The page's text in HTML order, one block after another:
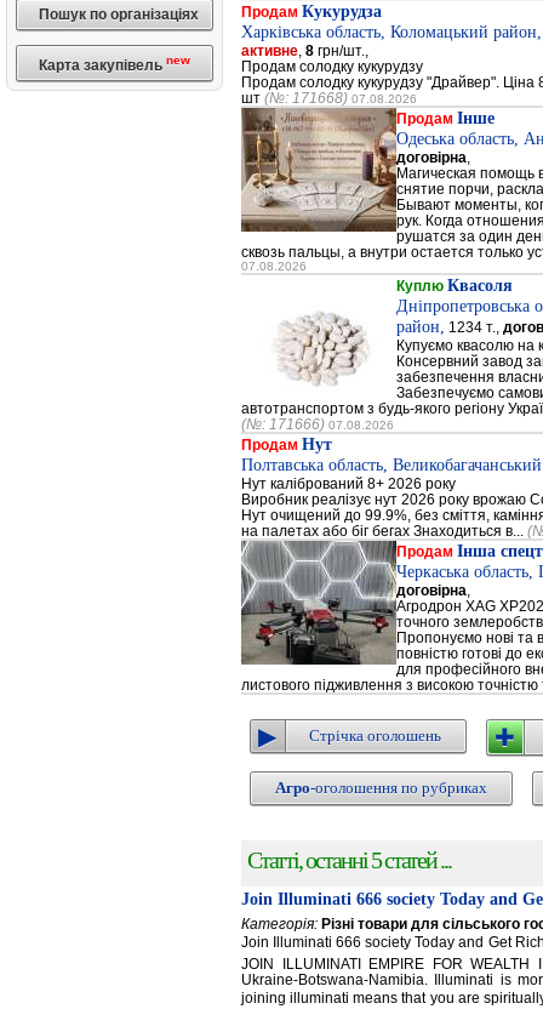
Пошук по організаціях
Карта закупівель new
Продам Кукурудза
Харківська область, Коломацький район,
активне 8 грн/шт.,
Продам солодку кукурудзу
Продам солодку кукурудзу "Драйвер". Ціна
шт (№: 171668) 07.08.2026
Продам Інше
Одеська область,
договірна
Магическая помощь
снятие порчи,
Бывают моменты,
рук. Когда
рушатся за один
сквозь пальцы, а внутри остается только
07.08.2026
Куплю Квасоля
Дніпропетровська
район, 1234 т.,
Купуємо квасолю на
Консервний завод
забезпечення
Забезпечуємо
автотранспортом з будь-якого регіону
(№: 171666) 07.08.2026
Продам Нут
Полтавська область,
Нут калібрований 8+ 2026 року
Виробник реалізує нут 2026 року врожаю
Нут очищений до 99.9%, без сміття,
на палетах або біг бегах Знаходиться в...
Продам Інша
Черкаська
договірна
Агродрон XAG
точного
Пропонуємо нові та
повністю готові до
для професійного
листового підживлення з високою
Стрічка оголошень
Агро-оголошення по рубриках
Статті, останні 5 статей ...
Join Illuminati 666 society Today and
Категорія: Різні товари для сільського
Join Illuminati 666 society Today and Get
JOIN ILLUMINATI EMPIRE FOR WEALTH
Ukraine-Botswana-Namibia. Illuminati is
joining illuminati means that you are